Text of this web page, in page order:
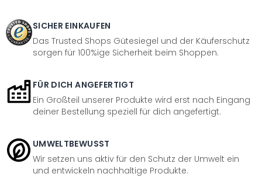
SICHER EINKAUFEN
Das Trusted Shops Gütesiegel und der Käuferschutz
sorgen für 100%ige Sicherheit beim Shoppen.
FÜR DICH ANGEFERTIGT
Ein Großteil unserer Produkte wird erst nach Eingang
deiner Bestellung speziell für dich angefertigt.
UMWELTBEWUSST
Wir setzen uns aktiv für den Schutz der Umwelt ein
und entwickeln nachhaltige Produkte.